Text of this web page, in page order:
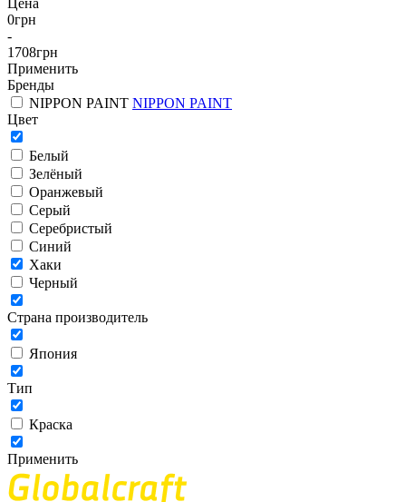
0грн
-
1708грн
Применить
Бренды
NIPPON PAINT NIPPON PAINT
Цвет
Белый
Зелёный
Оранжевый
Серый
Серебристый
Синий
Хаки
Черный
Страна производитель
Япония
Тип
Краска
Применить